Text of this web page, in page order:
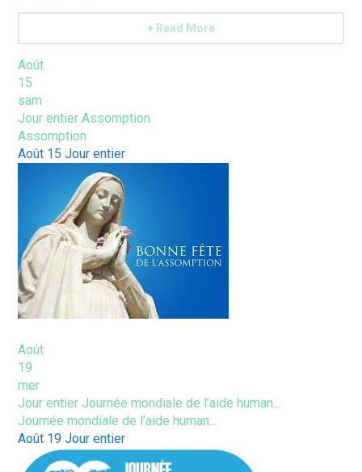
+ Read More
Août
15
sam
Jour entierAssomption
Assomption
Août 15Jour entier
Août
19
mer
Jour entierJournée mondiale de l’aide human...
Journée mondiale de l’aide human...
Août 19Jour entier